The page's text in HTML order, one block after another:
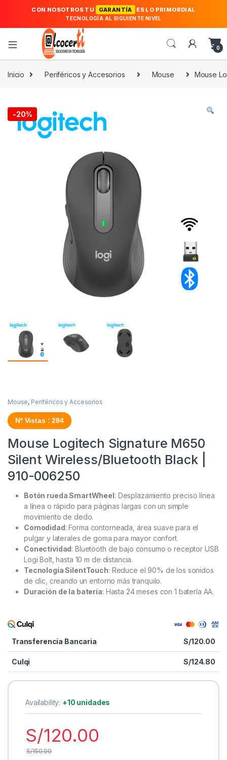
CON NOSOTROS TU GARANTÍA ES LO PRIMORDIAL
TECNOLOGÍA AL SIGUIENTE NIVEL
0
Inicio Periféricos y Accesorios Mouse Mouse
-20%
Mouse, Periféricos y Accesorios
Nº Vistas : 284
Mouse Logitech Signature M650
Silent Wireless/Bluetooth Black |
910-006250
Botón rueda SmartWheel: Desplazamiento preciso línea
a línea o rápido para páginas largas con un simple
movimiento de dedo.
Comodidad: Forma contorneada, área suave para el
pulgar y laterales de goma para mayor confort.
Conectividad: Bluetooth de bajo consumo o receptor USB
Logi Bolt, hasta 10 m de distancia.
Tecnología SilentTouch: Reduce el 90% de los sonidos
de clic, creando un entorno más tranquilo.
Duración de la batería: Hasta 24 meses con 1 batería AA.
Transferencia Bancaria S/120.00
Culqi S/124.80
Availability: +10 unidades
S/120.00
S/150.00